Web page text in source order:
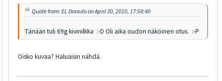
Quote from: EL Dorado on April 30, 2010, 17:58:40
Tänään tuli 69g kivinilkka :-D Oli aika oudon näköinen otus. :-P
Oisko kuvaa? Haluaisin nähdä.